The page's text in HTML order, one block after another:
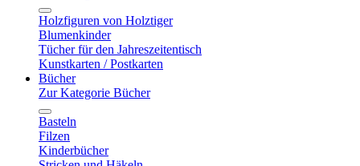
Holzfiguren von Holztiger
Blumenkinder
Tücher für den Jahreszeitentisch
Kunstkarten / Postkarten
Bücher
Zur Kategorie Bücher
Basteln
Filzen
Kinderbücher